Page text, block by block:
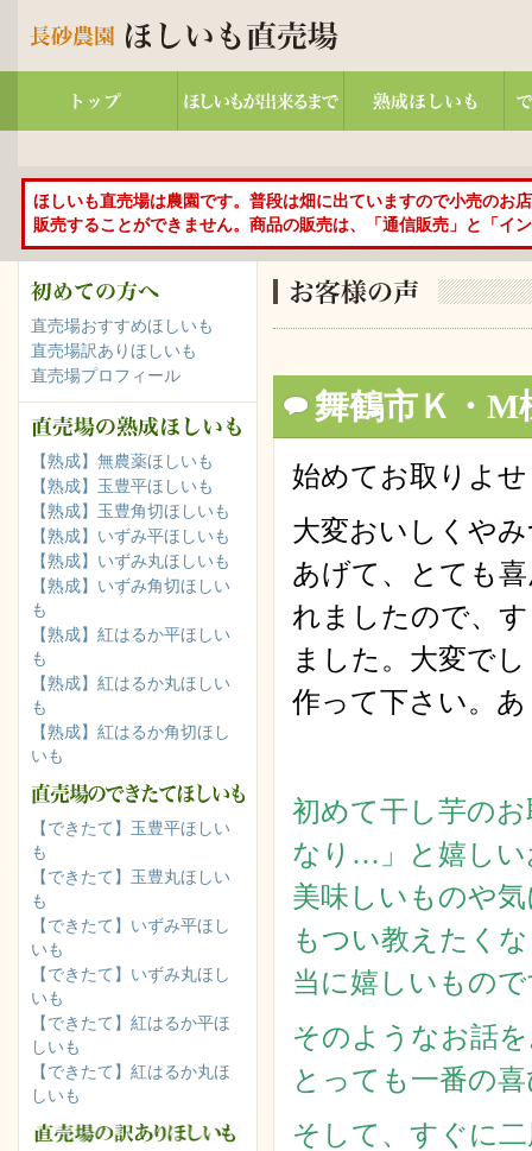
ほしいも直売場は農園です。普段は畑に出ていますので小売のお
販売することができません。商品の販売は、「通信販売」と「イ
舞鶴市Ｋ・M
始めてお取りよ
大変おいしくや
あげて、とても
れましたので、
ました。大変で
作って下さい。
初めて干し芋の
なり…」と嬉しい
美味しいものや
もつい教えたく
当に嬉しいもの
そのようなお話
とっても一番の
そして、すぐに
直売場おすすめほしいも
直売場訳ありほしいも
直売場プロフィール
【熟成】無農薬ほしいも
【熟成】玉豊平ほしいも
【熟成】玉豊角切ほしいも
【熟成】いずみ平ほしいも
【熟成】いずみ丸ほしいも
【熟成】いずみ角切ほしい
も
【熟成】紅はるか平ほしい
も
【熟成】紅はるか丸ほしい
も
【熟成】紅はるか角切ほし
いも
【できたて】玉豊平ほしい
も
【できたて】玉豊丸ほしい
も
【できたて】いずみ平ほし
いも
【できたて】いずみ丸ほし
いも
【できたて】紅はるか平ほ
しいも
【できたて】紅はるか丸ほ
しいも